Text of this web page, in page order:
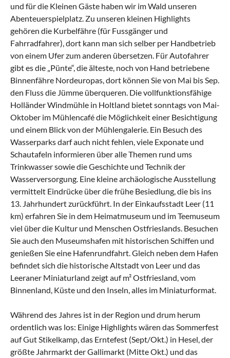
und für die Kleinen Gäste haben wir im Wald unseren
Abenteuerspielplatz. Zu unseren kleinen Highlights
gehören die Kurbelfähre (für Fussgänger und
Fahrradfahrer), dort kann man sich selber per Handbetrieb
von einem Ufer zum anderen übersetzen. Für Autofahrer
gibt es die „Pünte“, die älteste, noch von Hand betriebene
Binnenfähre Nordeuropas, dort können Sie von Mai bis Sep.
den Fluss die Jümme überqueren. Die vollfunktionsfähige
Holländer Windmühle in Holtland bietet sonntags von Mai-
Oktober im Mühlencafé die Möglichkeit einer Besichtigung
und einem Blick von der Mühlengalerie. Ein Besuch des
Wasserparks darf auch nicht fehlen, viele Exponate und
Schautafeln informieren über alle Themen rund ums
Trinkwasser sowie die Geschichte und Technik der
Wasserversorgung. Eine kleine archäologische Ausstellung
vermittelt Eindrücke über die frühe Besiedlung, die bis ins
13. Jahrhundert zurückführt. In der Einkaufsstadt Leer (11
km) erfahren Sie in dem Heimatmuseum und im Teemuseum
viel über die Kultur und Menschen Ostfrieslands. Besuchen
Sie auch den Museumshafen mit historischen Schiffen und
genießen Sie eine Hafenrundfahrt. Gleich neben dem Hafen
befindet sich die historische Altstadt von Leer und das
Leeraner Miniaturland zeigt auf m² Ostfriesland, vom
Binnenland, Küste und den Inseln, alles im Miniaturformat.
Während des Jahres ist in der Region und drum herum
ordentlich was los: Einige Highlights wären das Sommerfest
auf Gut Stikelkamp, das Erntefest (Sept/Okt.) in Hesel, der
größte Jahrmarkt der Gallimarkt (Mitte Okt.) und das